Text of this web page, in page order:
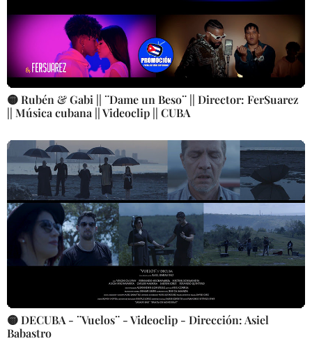
🟡 Rubén & Gabi || ¨Dame un Beso¨ || Director: FerSuarez
|| Música cubana || Videoclip || CUBA
🟡 DECUBA - ¨Vuelos¨ - Videoclip - Dirección: Asiel
Babastro